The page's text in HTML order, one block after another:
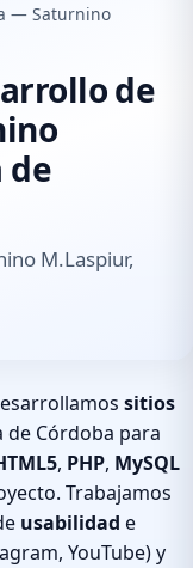
— Saturnino
de
de
M.Laspiur,
sitios
de Córdoba para
, PHP, MySQL
Trabajamos
usabilidad e
YouTube) y